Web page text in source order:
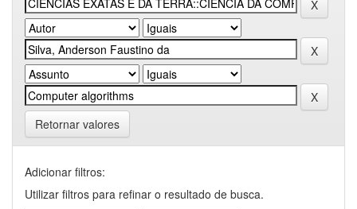
Retornar valores
Adicionar filtros:
Utilizar filtros para refinar o resultado de busca.